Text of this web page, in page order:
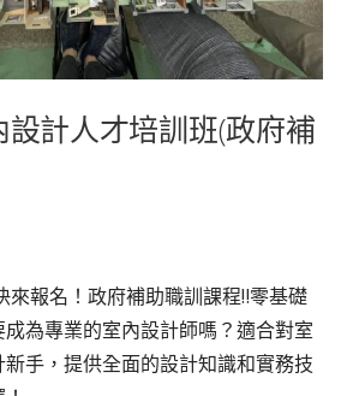
設計人才培訓班(政府補
來報名！政府補助職訓課程‼️零基礎
為專業的室內設計師嗎？適合對室
手，提供全面的設計知識和實務技